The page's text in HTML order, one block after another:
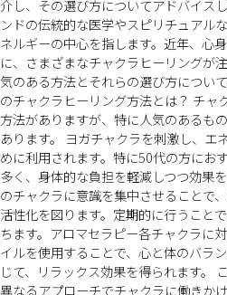
介し、その選び方についてアドバイス
ンドの伝統的な医学やスピリチュアル
ネルギーの中心を指します。近年、心
に、さまざまなチャクラヒーリングが
気のある方法とそれらの選び方につい
のチャクラヒーリング方法とは？ チャ
方法がありますが、特に人気のあるも
あります。 ヨガチャクラを刺激し、エ
めに利用されます。特に50代の方にお
多く、身体的な負担を軽減しつつ効果
のチャクラに意識を集中させることで
活性化を図ります。定期的に行うこと
ちます。アロマセラピー各チャクラに
イルを使用することで、心と体のバラ
じて、リラックス効果を得られます。
異なるアプローチでチャクラに働きか